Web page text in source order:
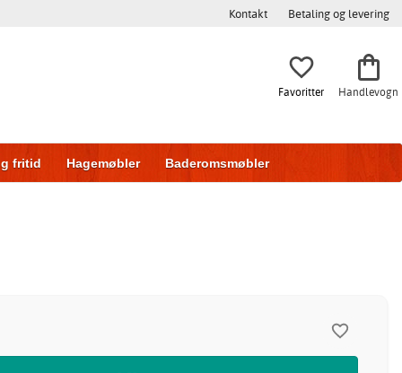
Kontakt Betaling og levering
Favoritter Handlevogn
fritid Hagemøbler Baderomsmøbler